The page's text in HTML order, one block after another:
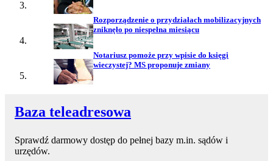
Rozporządzenie o przydziałach mobilizacyjnych
zniknęło po niespełna miesiącu
Notariusz pomoże przy wpisie do księgi
wieczystej? MS proponuje zmiany
Baza teleadresowa
Sprawdź darmowy dostęp do pełnej bazy m.in. sądów i
urzędów.